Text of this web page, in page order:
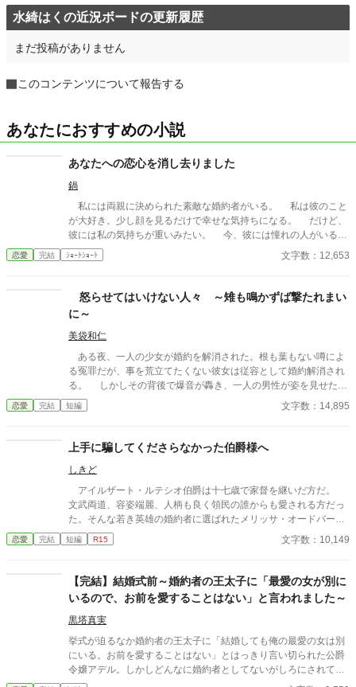
水綺はくの近況ボードの更新履歴
まだ投稿がありません
このコンテンツについて報告する
あなたにおすすめの小説
あなたへの恋心を消し去りました
鍋
私には両親に決められた素敵な婚約者がいる。 私は彼のこと
が大好き。少し顔を見るだけで幸せな気持ちになる。 だけど、
彼には私の気持ちが重いみたい。 今、彼には憧れの人がいる。
その人は大人びた雰囲気をもつ二つ上の先輩。 彼は心は自由で
いたい言っていた。 その女性と話す時、私には見せない楽しそ
たちは言う。お互いに干渉しない割り切った夫婦のほうが気が楽
激しい気持ちを封印してもらったの。 ※このお話はハッピーエン
ドではありません。 ※短いお話でサクサクと進めたいと思いま
恋愛 完結 ｼｮｰﾄｼｮｰﾄ 文字数：12,653
怒らせてはいけない人々 ～雉も鳴かずば撃たれまい
に～
美袋和仁
ある夜、一人の少女が婚約を解消された。根も葉もない噂によ
る冤罪だが、事を荒立てたくない彼女は従容として婚約解消され
る。 しかしその背後で爆音が轟き、一人の男性が姿を見せた。
彼は少女の父親。 怒らせてはならない人々に繋がる少女の婚約
解消が、思わぬ展開を導きだす。 なんとなくの一気書き。御笑
恋愛 完結 短編 文字数：14,895
上手に騙してくださらなかった伯爵様へ
しきど
アイルザート・ルテシオ伯爵は十七歳で家督を継いだ方だ。
文武両道、容姿端麗、人柄も良く領民の誰からも愛される方だっ
た。そんな若き英雄の婚約者に選ばれたメリッサ・オードバーン
子爵令嬢は、自身を果報者と信じて疑っていなかった。 彼が屋
敷のメイドと関係を持っていると知る事になる、その時までは。
るつもりだった。分かっていてそれでも、許せなかった。 メリ
ッサにとってアイルザートは、本心から愛した人だったから。
恋愛 完結 短編 R15 文字数：10,149
【完結】結婚式前～婚約者の王太子に「最愛の女が別に
いるので、お前を愛することはない」と言われました～
黒塔真実
挙式が迫るなか婚約者の王太子に「結婚しても俺の最愛の女は別
にいる。お前を愛することはない」とはっきり言い切られた公爵
令嬢アデル。しかしどんなに婚約者としてないがしろにされても
女性としての誇りを傷つけられても彼女は平気だった。なぜなら